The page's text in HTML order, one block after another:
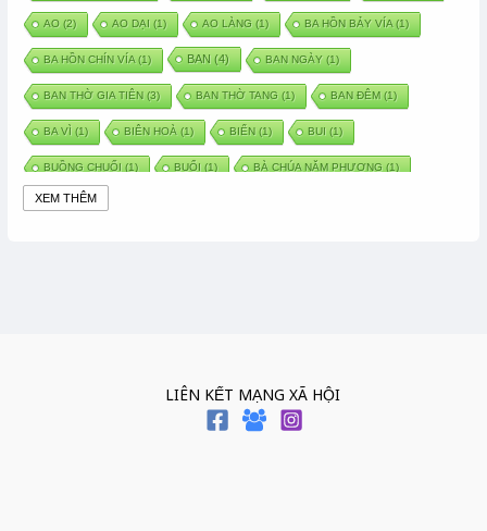
AO (2) AO DẠI (1) AO LÀNG (1) BA HỒN BẢY VÍA(1)
BA HỒN CHÍN VÍA(1) BAN (4) BAN NGÀY (1)
BAN THỜ GIA TIÊN (3) BAN THỜ TANG (1) BAN ĐÊM(1)
BA VÌ (1) BIÊN HOÀ (1) BIỂN (1) BUI (1)
BUỒNG CHUỐI (1) BUỔI (1) BÀ CHÚA NĂM PHƯƠNG (1)
BÀ CHÚA THÀNH ĐÔNG
BÁNH TRÁNG (1) BÁNH TRÔI BÁNH CHAY
XEM THÊM
LIÊN KẾT MẠNG XÃ HỘI